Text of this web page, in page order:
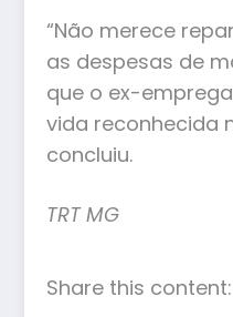
“Não merece
as despesas de
que o ex-
vida reconhecida
concluiu.
TRT MG
Share this content: